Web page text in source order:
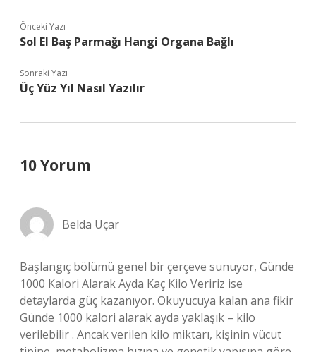
Önceki Yazı
Sol El Baş Parmağı Hangi Organa Bağlı
Sonraki Yazı
Üç Yüz Yıl Nasıl Yazılır
10 Yorum
Belda Uçar
Başlangıç bölümü genel bir çerçeve sunuyor, Günde
1000 Kalori Alarak Ayda Kaç Kilo Veririz ise
detaylarda güç kazanıyor. Okuyucuya kalan ana fikir
Günde 1000 kalori alarak ayda yaklaşık – kilo
verilebilir . Ancak verilen kilo miktarı, kişinin vücut